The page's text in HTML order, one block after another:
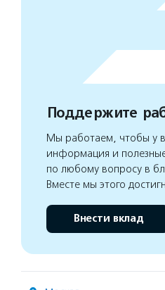
Поддержите
Мы работаем, чтобы у
информация и
по любому вопросу в
Вместе мы этого
Внести вклад